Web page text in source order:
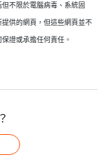
不限於電腦病毒、系統固
供的網頁，但這些網頁並不
證或承擔任何責任。